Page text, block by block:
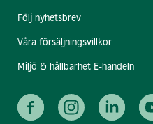
Följ nyhetsbrev
Våra försäljningsvillkor
Miljö & hållbarhet E-handeln